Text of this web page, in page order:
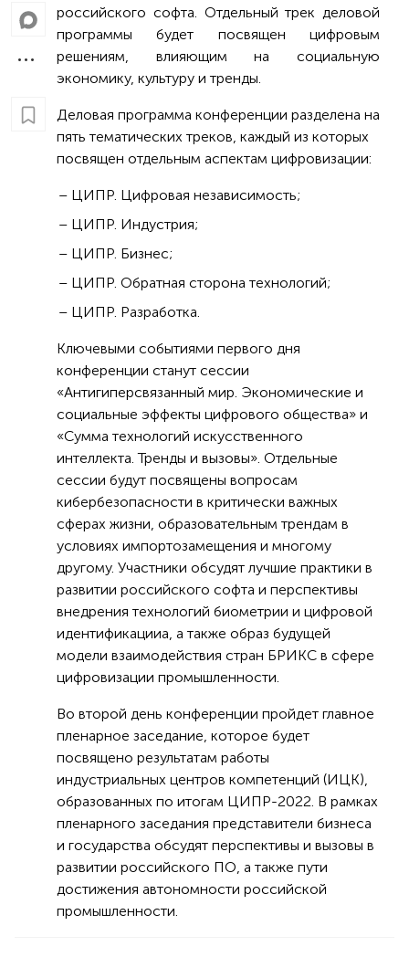
российского софта. Отдельный трек деловой
программы будет посвящен цифровым
решениям, влияющим на социальную
экономику, культуру и тренды.
Деловая программа конференции разделена на
пять тематических треков, каждый из которых
посвящен отдельным аспектам цифровизации:
ЦИПР. Цифровая независимость;
ЦИПР. Индустрия;
ЦИПР. Бизнес;
ЦИПР. Обратная сторона технологий;
ЦИПР. Разработка.
Ключевыми событиями первого дня
конференции станут сессии
«Антигиперсвязанный мир. Экономические и
социальные эффекты цифрового общества» и
«Сумма технологий искусственного
интеллекта. Тренды и вызовы». Отдельные
сессии будут посвящены вопросам
кибербезопасности в критически важных
сферах жизни, образовательным трендам в
условиях импортозамещения и многому
другому. Участники обсудят лучшие практики в
развитии российского софта и перспективы
внедрения технологий биометрии и цифровой
идентификацииа, а также образ будущей
модели взаимодействия стран БРИКС в сфере
цифровизации промышленности.
Во второй день конференции пройдет главное
пленарное заседание, которое будет
посвящено результатам работы
индустриальных центров компетенций (ИЦК),
образованных по итогам ЦИПР-2022. В рамках
пленарного заседания представители бизнеса
и государства обсудят перспективы и вызовы в
развитии российского ПО, а также пути
достижения автономности российской
промышленности.